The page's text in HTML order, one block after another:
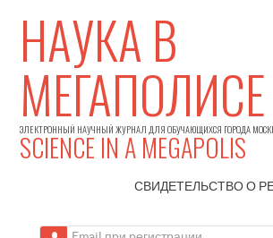
НАУКА В
МЕГАПОЛИСЕ
ЭЛЕКТРОННЫЙ НАУЧНЫЙ ЖУРНАЛ ДЛЯ ОБУЧАЮЩИХСЯ ГОРОДА
SCIENCE IN A MEGAPOLIS
СВИДЕТЕЛЬСТВО О
Email при регистрации